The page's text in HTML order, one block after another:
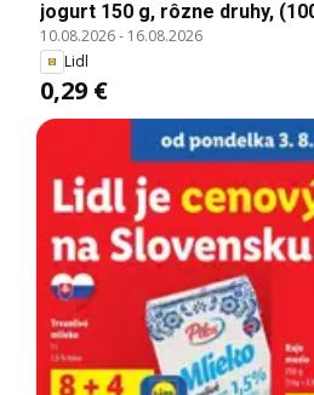
jogurt 150 g, rôzne druhy,
10.08.2026- 16.08.2026
Lidl
0,29 €